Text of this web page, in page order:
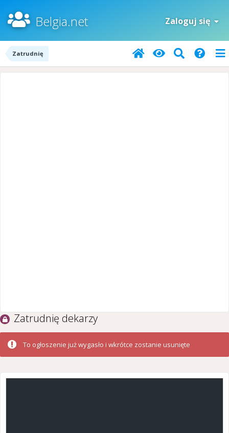
Belgia.net Zaloguj się
Zatrudnię
Zatrudnię dekarzy
To ogłoszenie już wygasło i wkrótce zostanie usunięte